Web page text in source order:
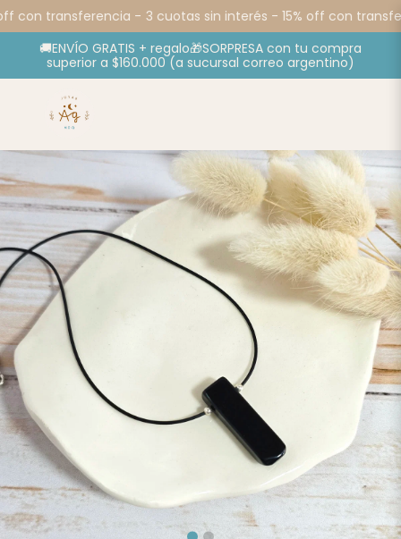
con transferencia - 3 cuotas sin interés - 15% off con
🚚ENVÍO GRATIS + regalo🎁SORPRESA con tu compra
superior a $160.000 (a sucursal correo argentino)